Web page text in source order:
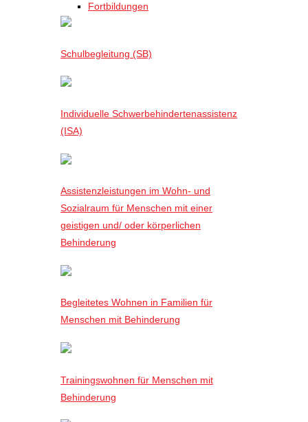
Fortbildungen
Schulbegleitung (SB)
Individuelle Schwerbehindertenassistenz
(ISA)
Assistenzleistungen im Wohn- und
Sozialraum für Menschen mit einer
geistigen und/ oder körperlichen
Behinderung
Begleitetes Wohnen in Familien für
Menschen mit Behinderung
Trainingswohnen für Menschen mit
Behinderung